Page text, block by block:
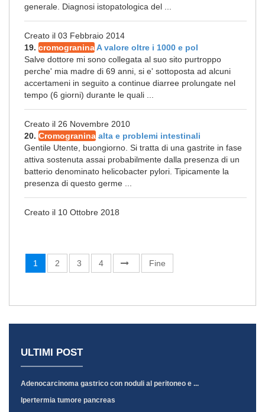
generale. Diagnosi istopatologica del ...
Creato il 03 Febbraio 2014
19. cromograninaA valore oltre i 1000 e pol
Salve dottore mi sono collegata al suo sito purtroppo
perche' mia madre di 69 anni, si e' sottoposta ad alcuni
accertameni in seguito a continue diarree prolungate nel
tempo (6 giorni) durante le quali ...
Creato il 26 Novembre 2010
20. Cromogranina alta e problemi intestinali
Gentile Utente, buongiorno. Si tratta di una gastrite in fase
attiva sostenuta assai probabilmente dalla presenza di un
batterio denominato helicobacter pylori. Tipicamente la
presenza di questo germe ...
Creato il 10 Ottobre 2018
1 2 3 4 Fine
ULTIMI POST
Adenocarcinoma gastrico con noduli al peritoneo e ...
Ipertermia tumore pancreas